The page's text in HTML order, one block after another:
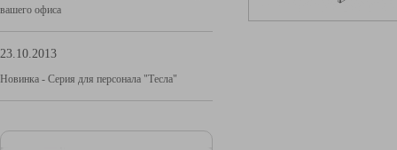
вашего офиса
23.10.2013
Новинка - Серия для персонала "Тесла"